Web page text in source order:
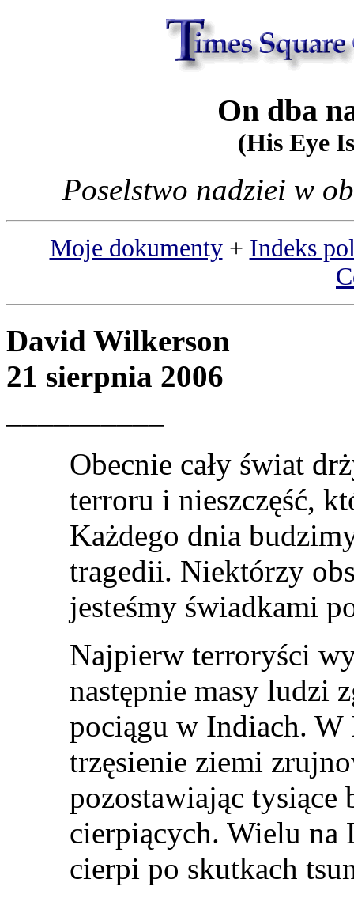
On dba
(His Eye
Poselstwo nadziei w
Moje dokumenty+ Indeks
David Wilkerson
21 sierpnia 2006
Obecnie cały świat
terroru i nieszczęść,
Każdego dnia
tragedii. Niektórzy
jesteśmy świadkami
Najpierw terroryści
następnie masy ludzi
pociągu w Indiach. W
trzęsienie ziemi
pozostawiając tysiące
cierpiących. Wielu na
cierpi po skutkach